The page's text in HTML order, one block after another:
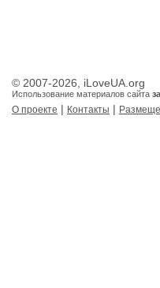
© 2007-2026, iLoveUA.org
Использование материалов сайта
О проекте | Контакты |